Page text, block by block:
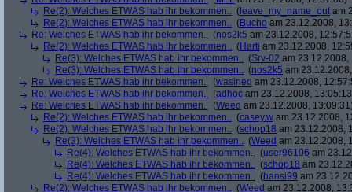
Re(2): Welches ETWAS hab ihr bekommen.. ( leave_my_name_out am
Re(2): Welches ETWAS hab ihr bekommen.. (Bucho am 23.12.2008,
Re: Welches ETWAS hab ihr bekommen.. (nos2k5 am 23.12.2008,
Re(2): Welches ETWAS hab ihr bekommen.. (Harti am 23.12.2008,
Re(3): Welches ETWAS hab ihr bekommen.. (Srv-02 am 23.12.2008,
Re(3): Welches ETWAS hab ihr bekommen.. (nos2k5 am
Re: Welches ETWAS hab ihr bekommen.. (wasined am 23.12.2008,
Re: Welches ETWAS hab ihr bekommen.. (adhoc am 23.12.2008,
Re: Welches ETWAS hab ihr bekommen.. (Weed am 23.12.2008,
Re(2): Welches ETWAS hab ihr bekommen.. (casey.w am 23.12.2008,
Re(2): Welches ETWAS hab ihr bekommen.. (schop18 am 23.12.2008,
Re(3): Welches ETWAS hab ihr bekommen.. (Weed am 23.12.2008,
Re(4): Welches ETWAS hab ihr bekommen.. (user96106 am
Re(4): Welches ETWAS hab ihr bekommen.. (schop18 am
Re(4): Welches ETWAS hab ihr bekommen.. (hansi99 am
Re(2): Welches ETWAS hab ihr bekommen.. (Weed am 23.12.2008,